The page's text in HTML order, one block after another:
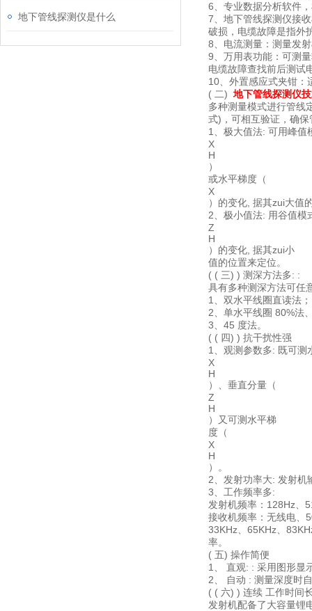
地下管线探测仪是什么
6、专业数据分析软件
7、地下管线探测仪接
破损，电缆故障是指外
8、电流测量：测量发
9、万用表功能：可测
电缆故障查找前后测试
10、外置感应式夹钳：
( 二) 地下管线探测仪
多种测量模式进行管线
式)，可相互验证，确
1、极大值法: 可用峰值
X
H
）
或水平梯度（
X
）的变化, 据其zui大值
2、极小值法: 用谷值模
Z
H
）的变化, 据其zui小
值的位置来定位。
( ( 三) ) 测深方法多: :
具有多种测深方法可任
1、双水平线圈直读法；
2、单水平线圈 80%法
3、45 度法。
( ( 四) ) 抗干扰性强
1、观测参数多: 既可测
X
H
）、垂直分量（
Z
H
）又可测水平梯
度（
X
H
）。
2、发射功率大: 发射机
3、工作频率多:
发射机频率：128Hz、
接收机频率：无线电、
33KHz、65KHz、
率。
( 五) 操作简便
1、 直观: : 采用图形显
2、 自动 : 测量深度时
( ( 六) ) 连续 工作时间
发射机配备了大容量锂